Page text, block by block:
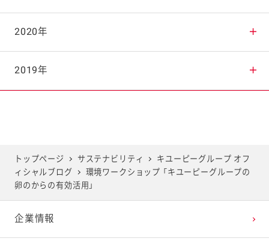
2025年8月
2025年7月
2025年4月
2025年3月
2024年9月
2024年8月
2024年5月
2024年4月
2023年10月
2023年9月
2023年6月
2023年5月
2022年11月
2022年10月
2022年7月
2022年6月
2021年12月
2021年11月
2021年8月
2021年7月
2020年
2020年12月
2020年9月
2020年8月
2019年
2019年10月
2019年9月
トップページ サステナビリティ
キユーピーグループ オフ
ィシャルブログ
環境ワークショップ 「キユーピーグループの
卵のからの有効活用」
企業情報